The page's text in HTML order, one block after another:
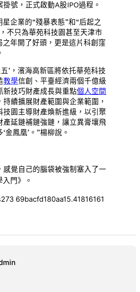
號，正式啟動A股IPO過程。
星企業的“殘暴表態”和“后起之
不只為華苑科技園甚至天津市
之年開了好頭，更是這片科創窪
五’，濱海高新區將依托華苑科技
教學信創、平臺經濟兩個千億級
新技巧財產成長與重點個人空間
續擴展財產範圍與企業範圍，
技園主導財產煥新進級，以引聚
產延鏈補鏈強鏈，讓立異膏壤飛
‘金鳳凰’。”楊柳說。
感覺自己的腦袋被強制塞入了一
門》。
69bacfd180aa15.41816161